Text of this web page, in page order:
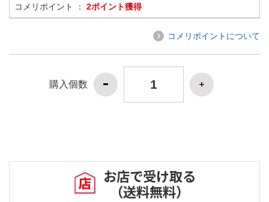
コメリポイント ： 2ポイント獲得
コメリポイントについて
購入個数
お店で受け取る
（送料無料）